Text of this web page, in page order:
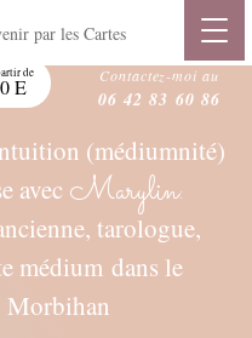
par les Cartes
Contactez-moi au
06 42 83 60 86
(médiumnité)
avec Marylin:
tarologue,
médium dans le
Morbihan
de
E